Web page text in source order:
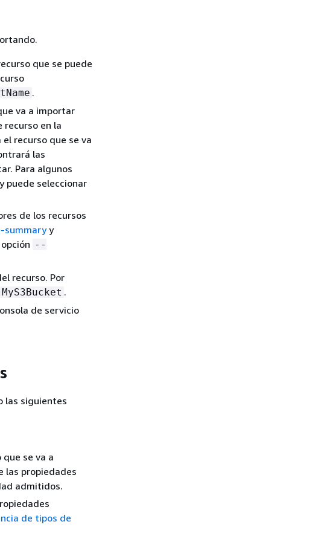
que se puede
.
va a importar
recurso en la
recurso que se va
las
Para algunos
puede seleccionar
de los recursos
y
--
recurso. Por
MyS3Bucket .
de servicio
las siguientes
se va a
las propiedades
admitidos.
de tipos de